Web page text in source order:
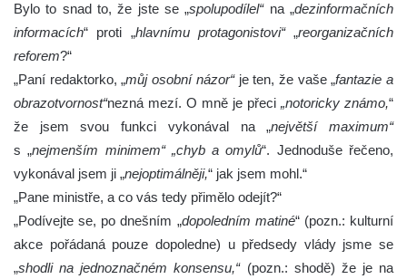
Bylo to snad to, že jste se „spolupodílel“na „dezinformačních
informacích“ proti „hlavnímu protagonistovi“„reorganizačních
reforem?“
„Paní redaktorko, „můj osobní názor“je ten, že vaše „fantazie a
obrazotvornost“nezná mezí. O mně je přeci „notoricky známo,“
že jsem svou funkci vykonával na „největší maximum“
s „nejmenším minimem“ „chyb a omylů“. Jednoduše řečeno,
vykonával jsem ji „nejoptimálněji,“ jak jsem mohl.“
„Pane ministře, a co vás tedy přimělo odejít?“
„Podívejte se, po dnešním „dopoledním matiné“ (pozn.: kulturní
akce pořádaná pouze dopoledne) u předsedy vlády jsme se
„shodli na jednoznačném konsensu,“(pozn.: shodě) že je na